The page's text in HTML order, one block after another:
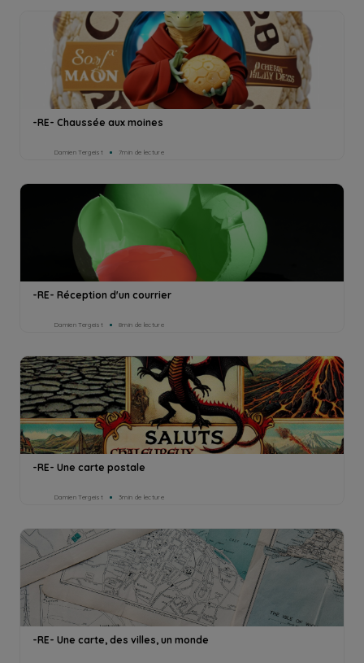
-RE- Chaussée aux moines
Damien Tergeist 7min de lecture
-RE- Réception d'un courrier
Damien Tergeist 8min de lecture
-RE- Une carte postale
Damien Tergeist 3min de lecture
-RE- Une carte, des villes, un monde